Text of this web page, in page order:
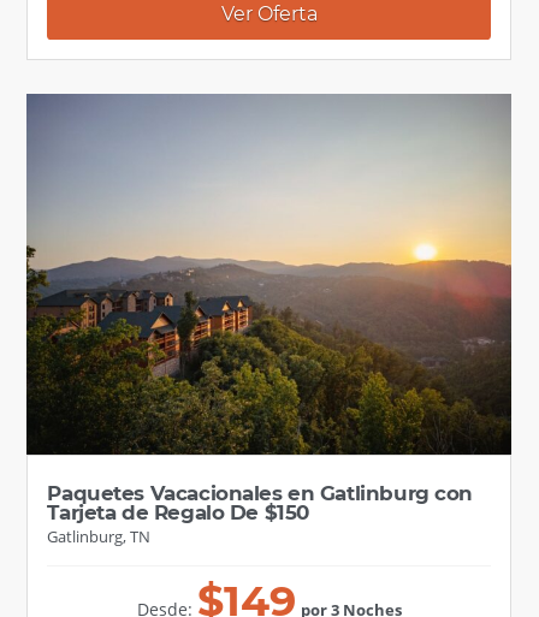
Ver Oferta
Paquetes Vacacionales en Gatlinburg con
Tarjeta de Regalo De $150
Gatlinburg, TN
Desde: $149 por 3 Noches